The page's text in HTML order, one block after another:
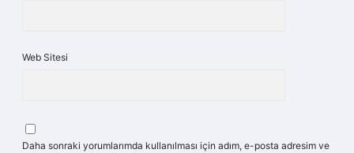
Web Sitesi
Daha sonraki yorumlarımda kullanılması için adım, e-posta adresim ve